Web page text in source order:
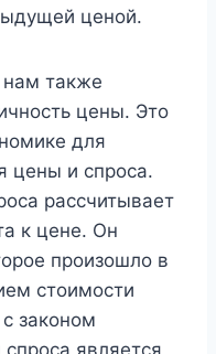
ценой.
нам также
цены. Это
для
цены и спроса.
рассчитывает
к цене. Он
произошло в
стоимости
законом
является